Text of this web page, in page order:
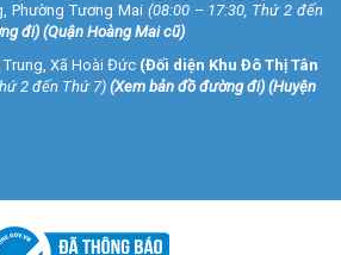
Phường Tương Mai (08:00 – 17:30, Thứ 2 đến
đi) (Quận Hoàng Mai cũ)
Trung, Xã Hoài Đức (Đối diện Khu Đô Thị Tân
2 đến Thứ 7) (Xem bản đồ đường đi) (Huyện